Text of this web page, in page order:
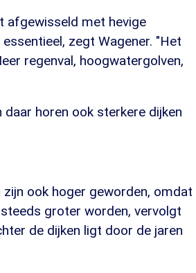
afgewisseld met hevige
zegt Wagener. "Het
regenval, hoogwatergolven,
horen ook sterkere dijken
ook hoger geworden, omdat
groter worden, vervolgt
de dijken ligt door de jaren